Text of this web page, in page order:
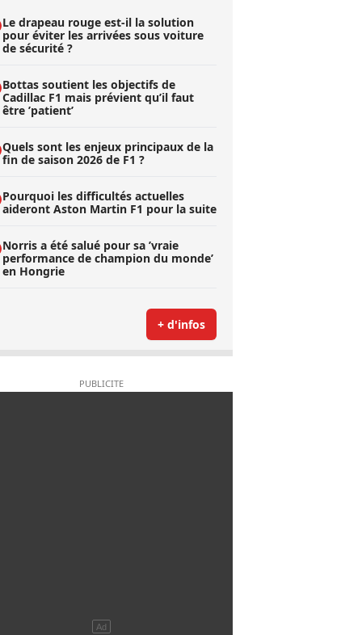
Le drapeau rouge est-il la solution
pour éviter les arrivées sous voiture
de sécurité ?
Bottas soutient les objectifs de
Cadillac F1 mais prévient qu’il faut
être ’patient’
Quels sont les enjeux principaux de la
fin de saison 2026 de F1 ?
Pourquoi les difficultés actuelles
aideront Aston Martin F1 pour la suite
Norris a été salué pour sa ’vraie
performance de champion du monde’
en Hongrie
+ d'infos